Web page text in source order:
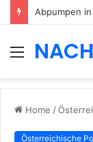
Menu
Home /
Österreichische